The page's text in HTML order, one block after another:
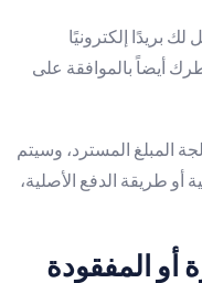
بريدًا إلكترونيًا
أيضاً بالموافقة على
المبلغ المسترد، وسيتم
أو طريقة الدفع الأصلية،
أو المفقودة